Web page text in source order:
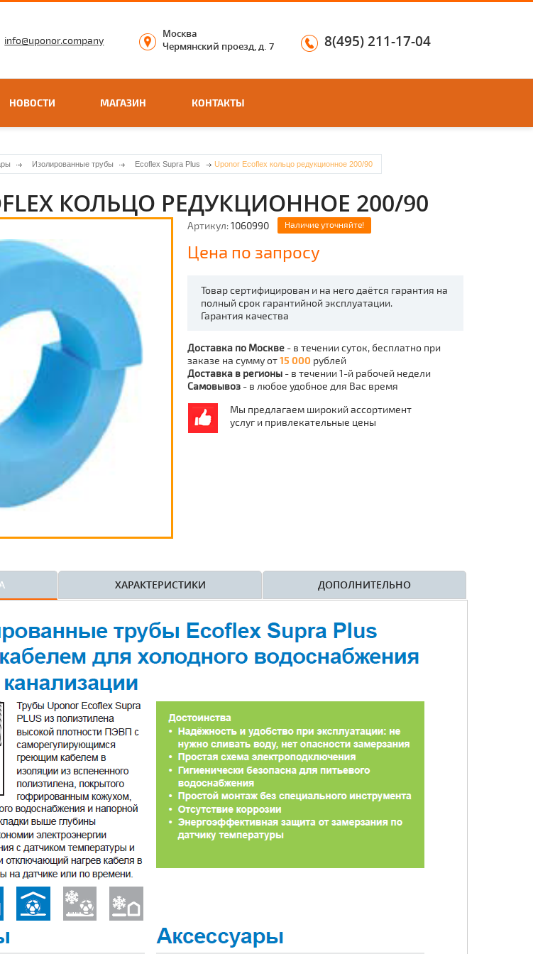
info@uponor.company
Москва
Чермянский проезд, д. 7
8(495) 211-17-04
НОВОСТИ МАГАЗИН КОНТАКТЫ
Изолированные трубы Ecoflex Supra Plus Uponor Ecoflex кольцо редукционное 200/90
КОЛЬЦО РЕДУКЦИОННОЕ 200/90
Артикул:1060990 Наличие уточняйте!
Цена по запросу
Товар сертифицирован и на него даётся гарантия на
полный срок гарантийной эксплуатации.
Гарантия качества
Доставка по Москве - в течении суток, бесплатно при
заказе на сумму от15 000 рублей
Доставка в регионы - в течении 1-й рабочей недели
Самовывоз - в любое удобное для Вас время
Мы предлагаем широкий ассортимент
услуг и привлекательные цены
ХАРАКТЕРИСТИКИ ДОПОЛНИТЕЛЬНО